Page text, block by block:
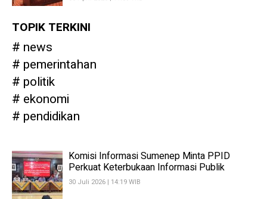
TOPIK TERKINI
news
pemerintahan
politik
ekonomi
pendidikan
Komisi Informasi Sumenep Minta PPID
Perkuat Keterbukaan Informasi Publik
30 Juli 2026 | 14:19 WIB